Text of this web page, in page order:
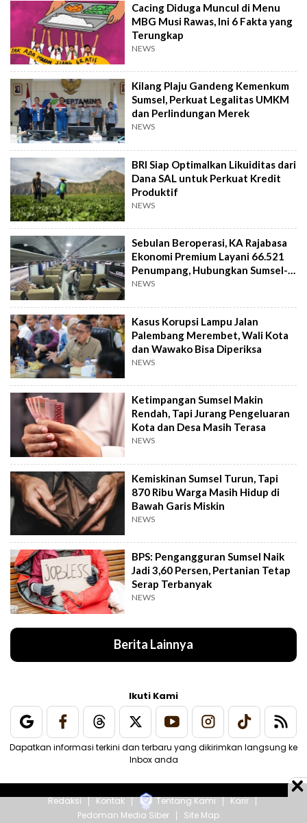
Cacing Diduga Muncul di Menu
MBG Musi Rawas, Ini 6 Fakta yang
Terungkap
NEWS
Kilang Plaju Gandeng Kemenkum
Sumsel, Perkuat Legalitas UMKM
dan Perlindungan Merek
NEWS
BRI Siap Optimalkan Likuiditas dari
Dana SAL untuk Perkuat Kredit
Produktif
NEWS
Sebulan Beroperasi, KA Rajabasa
Ekonomi Premium Layani 66.521
Penumpang, Hubungkan Sumsel-
Lampung
NEWS
Kasus Korupsi Lampu Jalan
Palembang Merembet, Wali Kota
dan Wawako Bisa Diperiksa
NEWS
Ketimpangan Sumsel Makin
Rendah, Tapi Jurang Pengeluaran
Kota dan Desa Masih Terasa
NEWS
Kemiskinan Sumsel Turun, Tapi
870 Ribu Warga Masih Hidup di
Bawah Garis Miskin
NEWS
BPS: Pengangguran Sumsel Naik
Jadi 3,60 Persen, Pertanian Tetap
Serap Terbanyak
NEWS
Berita Lainnya
Ikuti Kami
Dapatkan informasi terkini dan terbaru yang dikirimkan langsung ke
Inbox anda
Redaksi Kontak Tentang Kami
Karir
Pedoman Media Siber
Site Map